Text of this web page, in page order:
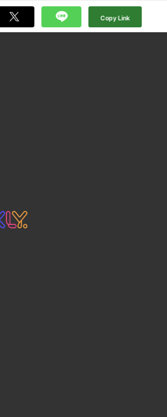
Copy Link